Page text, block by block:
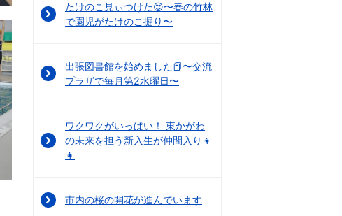
たけのこ見ぃつけた😍〜春の竹林
で園児がたけのこ掘り〜
出張図書館を始めました📕〜交流
プラザで毎月第2水曜日〜
ワクワクがいっぱい！ 東かがわ
の未来を担う新入生が仲間入り👦
👧
市内の桜の開花が進んでいます